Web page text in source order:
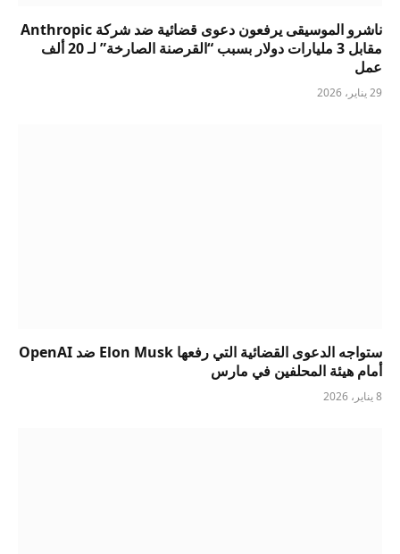
ناشرو الموسيقى يرفعون دعوى قضائية ضد شركة Anthropic
مقابل 3 مليارات دولار بسبب “القرصنة الصارخة” لـ 20 ألف
عمل
29 يناير، 2026
ستواجه الدعوى القضائية التي رفعها Elon Musk ضد OpenAI
أمام هيئة المحلفين في مارس
8 يناير، 2026